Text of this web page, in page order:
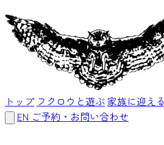
トップ フクロウと遊ぶ家族に迎える
EN ご予約・お問い合わせ